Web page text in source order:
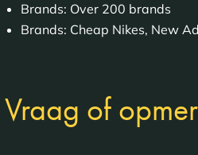
Brands: Over 200 brands
Brands: Cheap Nikes, New
Vraag of